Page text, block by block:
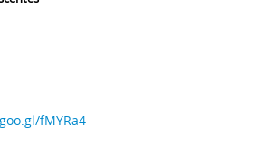
fMYRa4